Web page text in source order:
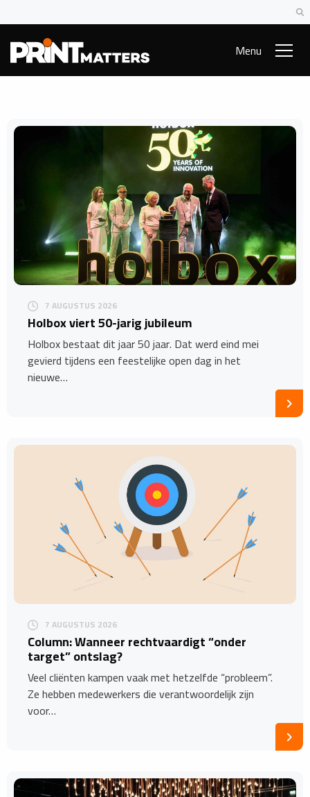
Menu
7 AUGUSTUS 2026
Holbox viert 50-jarig jubileum
Holbox bestaat dit jaar 50 jaar. Dat werd eind mei
gevierd tijdens een feestelijke open dag in het
nieuwe…
7 AUGUSTUS 2026
Column: Wanneer rechtvaardigt “onder
target” ontslag?
Veel cliënten kampen vaak met hetzelfde “probleem”.
Ze hebben medewerkers die verantwoordelijk zijn
voor…